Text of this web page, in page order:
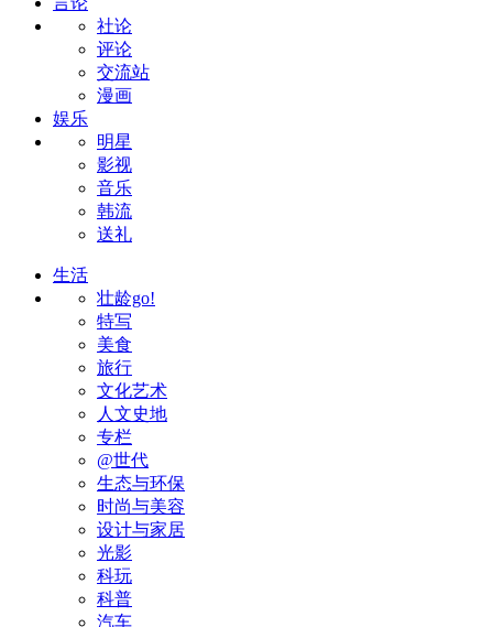
社论
评论
交流站
漫画
娱乐
明星
影视
音乐
韩流
送礼
生活
壮龄go!
特写
美食
旅行
文化艺术
人文史地
专栏
@世代
生态与环保
时尚与美容
设计与家居
光影
科玩
科普
汽车